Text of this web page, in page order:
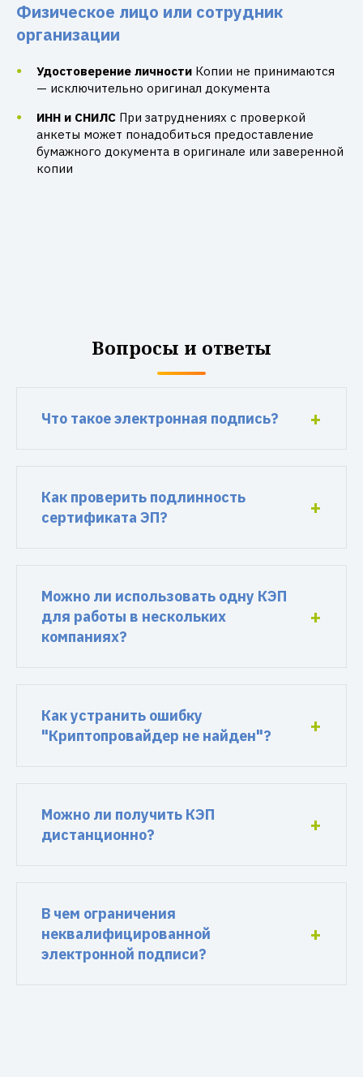
Физическое лицо или сотрудник
организации
Удостоверение личности Копии не принимаются
— исключительно оригинал документа
ИНН и СНИЛС При затруднениях с проверкой
анкеты может понадобиться предоставление
бумажного документа в оригинале или заверенной
копии
Вопросы и ответы
Что такое электронная подпись?
Как проверить подлинность
сертификата ЭП?
Можно ли использовать одну КЭП
для работы в нескольких
компаниях?
Как устранить ошибку
"Криптопровайдер не найден"?
Можно ли получить КЭП
дистанционно?
В чем ограничения
неквалифицированной
электронной подписи?